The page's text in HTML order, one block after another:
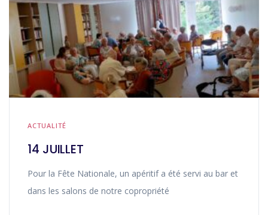
ACTUALITÉ
14 JUILLET
Pour la Fête Nationale, un apéritif a été servi au bar et
dans les salons de notre copropriété